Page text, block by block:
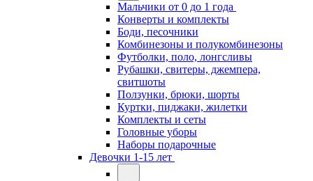
Мальчики от 0 до 1 года
Конверты и комплекты
Боди, песочники
Комбинезоны и полукомбинезоны
Футболки, поло, лонгсливы
Рубашки, свитеры, джемпера,
свитшоты
Ползунки, брюки, шорты
Куртки, пиджаки, жилетки
Комплекты и сеты
Головные уборы
Наборы подарочные
Девочки 1-15 лет